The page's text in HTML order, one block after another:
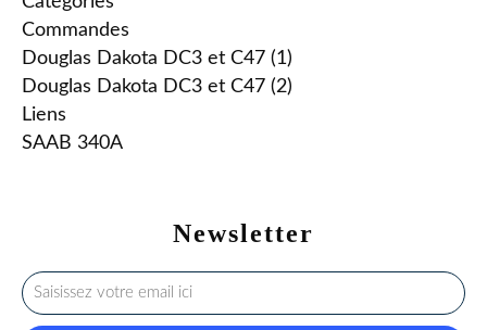
Newsletter
Commandes
Douglas Dakota DC3 et C47 (1)
Douglas Dakota DC3 et C47 (2)
Liens
SAAB 340A